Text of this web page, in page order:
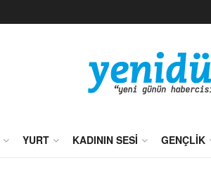
YURT KADININ SESI GENÇLIK